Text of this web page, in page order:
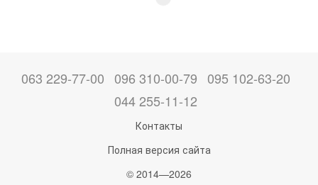
063 229-77-00 096 310-00-79 095 102-63-20
044 255-11-12
Контакты
Полная версия сайта
© 2014—2026